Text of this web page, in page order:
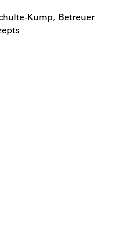
Kump, Betreuer